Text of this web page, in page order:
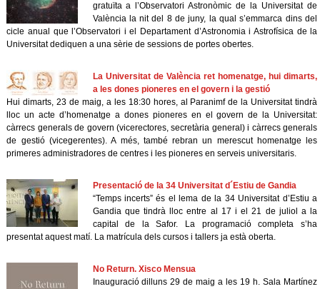
gratuïta a l’Observatori Astronòmic de la Universitat de
València la nit del 8 de juny, la qual s’emmarca dins del
cicle anual que l’Observatori i el Departament d’Astronomia i Astrofísica de la
Universitat dediquen a una sèrie de sessions de portes obertes.
La Universitat de València ret homenatge, hui dimarts,
a les dones pioneres en el govern i la gestió
Hui dimarts, 23 de maig, a les 18:30 hores, al Paranimf de la Universitat tindrà
lloc un acte d’homenatge a dones pioneres en el govern de la Universitat:
càrrecs generals de govern (vicerectores, secretària general) i càrrecs generals
de gestió (vicegerentes). A més, també rebran un merescut homenatge les
primeres administradores de centres i les pioneres en serveis universitaris.
Presentació de la 34 Universitat d´Estiu de Gandia
“Temps incerts” és el lema de la 34 Universitat d’Estiu a
Gandia que tindrà lloc entre al 17 i el 21 de juliol a la
capital de la Safor. La programació completa s’ha
presentat aquest matí. La matrícula dels cursos i tallers ja està oberta.
No Return. Xisco Mensua
Inauguració dilluns 29 de maig a les 19 h. Sala Martínez